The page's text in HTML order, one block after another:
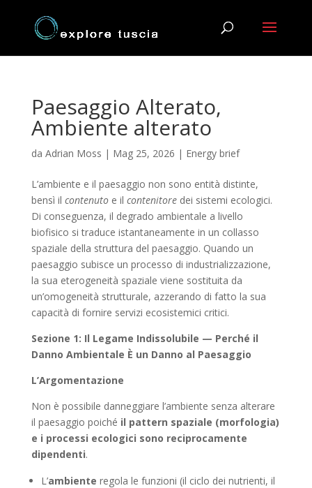
Paesaggio Alterato,
Ambiente alterato
da Adrian Moss | Mag 25, 2026 | Energy brief
L’ambiente e il paesaggio non sono entità distinte,
bensì il contenutoe il contenitoredei sistemi ecologici.
Di conseguenza, il degrado ambientale a livello
biofisico si traduce istantaneamente in un collasso
spaziale della struttura del paesaggio. Quando un
paesaggio subisce un processo di industrializzazione,
la sua eterogeneità spaziale viene sostituita da
un’omogeneità strutturale, azzerando di fatto la sua
capacità di fornire servizi ecosistemici critici.
Sezione 1: Il Legame Indissolubile — Perché il
Danno Ambientale È un Danno al Paesaggio
L’Argomentazione
Non è possibile danneggiare l’ambiente senza alterare
il paesaggio poiché il pattern spaziale (morfologia)
e i processi ecologici sono reciprocamente
dipendenti.
L’ambiente regola le funzioni (il ciclo dei nutrienti, il